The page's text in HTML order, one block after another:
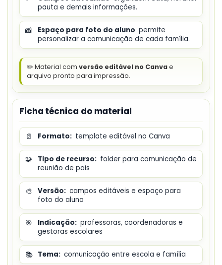
pauta e demais informações.
📸 Espaço para foto do aluno permite
personalizar a comunicação de cada família.
✏️ Material com versão editável no Canvae
arquivo pronto para impressão.
Ficha técnica do material
📄 Formato: template editável no Canva
🧩 Tipo de recurso: folder para comunicação de
reunião de pais
🎨 Versão: campos editáveis e espaço para
foto do aluno
🎯 Indicação: professoras, coordenadoras e
gestoras escolares
📚 Tema: comunicação entre escola e família